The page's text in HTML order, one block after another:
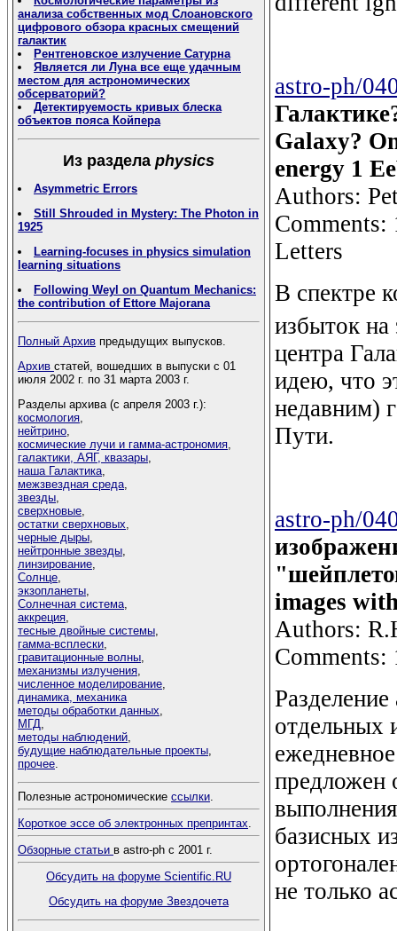
анализа собственных мод Слоановского
цифрового обзора красных смещений
галактик
Рентгеновское излучение Сатурна
Является ли Луна все еще удачным
местом для астрономических
обсерваторий?
Детектируемость кривых блеска
объектов пояса Койпера
Из раздела physics
Asymmetric Errors
Still Shrouded in Mystery: The Photon in
1925
Learning-focuses in physics simulation
learning situations
Following Weyl on Quantum Mechanics:
the contribution of Ettore Majorana
Полный Архив предыдущих выпусков.
Архив статей, вошедших в выпуски с 01
июля 2002 г. по 31 марта 2003 г.
Разделы архива (с апреля 2003 г.):
космология,
нейтрино,
космические лучи и гамма-астрономия,
галактики, АЯГ, квазары,
наша Галактика,
межзвездная среда,
звезды,
сверхновые,
остатки сверхновых,
черные дыры,
нейтронные звезды,
линзирование,
Солнце,
экзопланеты,
Солнечная система,
аккреция,
тесные двойные системы,
гамма-всплески,
гравитационные волны,
механизмы излучения,
численное моделирование,
динамика, механика
методы обработки данных,
МГД,
методы наблюдений,
будущие наблюдательные проекты,
прочее.
Полезные астрономические ссылки
Короткое эссе об электронных препринтах
Обзорные статьи в astro-ph с 2001 г.
Обсудить на форуме Scientific.RU
Обсудить на форуме Звездочета
astro-ph/
Galaxy?
energy 1
Authors:
Letters
В спектре
избыток на
центра
идею, что
недавним)
Пути.
astro-ph/
images
Authors:
отдельных
предложен
базисных
не только